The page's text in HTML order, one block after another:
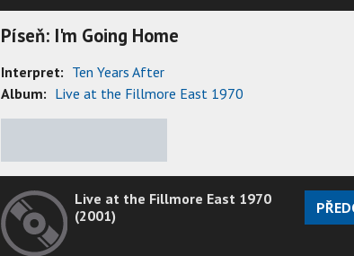
Píseň: I'm Going Home
Interpret: Ten Years After
Album: Live at the Fillmore East 1970
Live at the Fillmore East 1970
(2001)